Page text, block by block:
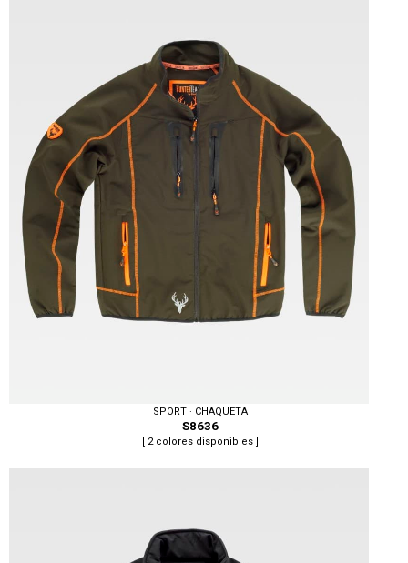
SPORT · CHAQUETA
S8636
[ 2 colores disponibles ]